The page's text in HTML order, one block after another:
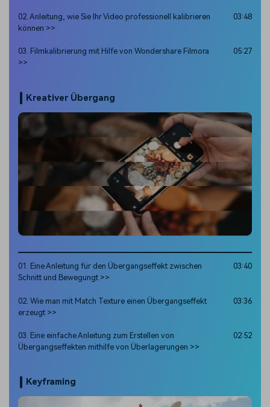
02. Anleitung, wie Sie Ihr Video professionell kalibrieren
können >>
03:48
03. Filmkalibrierung mit Hilfe von Wondershare Filmora
>>
05:27
Kreativer Übergang
01. Eine Anleitung für den Übergangseffekt zwischen
Schnitt und Bewegungt >>
03:40
02. Wie man mit Match Texture einen Übergangseffekt
erzeugt >>
03:36
03. Eine einfache Anleitung zum Erstellen von
Übergangseffekten mithilfe von Überlagerungen >>
02:52
Keyframing